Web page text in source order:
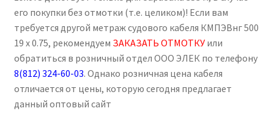
его покупки без отмотки (т.е. целиком)! Если вам
требуется другой метраж судового кабеля КМПЭВнг 500
19 х 0.75, рекомендуем ЗАКАЗАТЬ ОТМОТКУили
обратиться в розничный отдел ООО ЭЛЕК по телефону
8(812) 324-60-03. Однако розничная цена кабеля
отличается от цены, которую сегодня предлагает
данный оптовый сайт